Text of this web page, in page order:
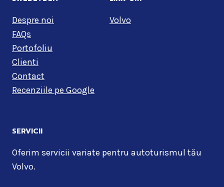
Despre noi
FAQs
Portofoliu
Clienti
Contact
Recenziile pe Google
Volvo
SERVICII
Oferim servicii variate pentru autoturismul tău
Volvo.